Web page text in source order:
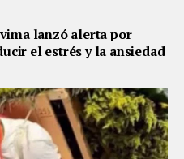
lanzó alerta por
el estrés y la ansiedad